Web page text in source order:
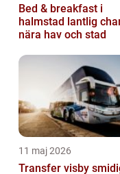
Bed & breakfast i
halmstad lantlig charm
nära hav och stad
11 maj 2026
Transfer visby smidiga